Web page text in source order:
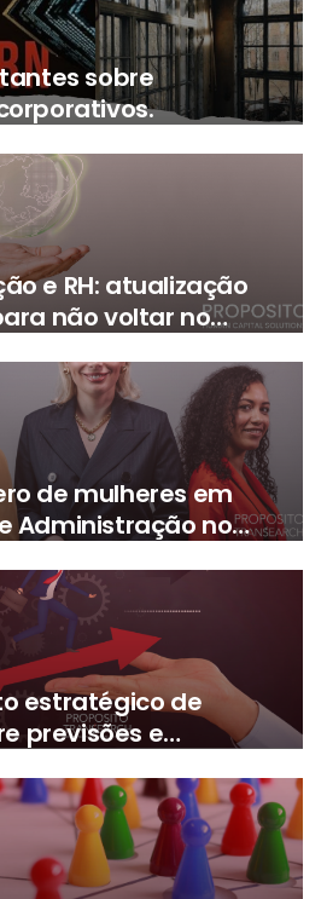
sobre
e RH: atualização
não voltar no
de mulheres em
Administração no
estratégico de
previsões e